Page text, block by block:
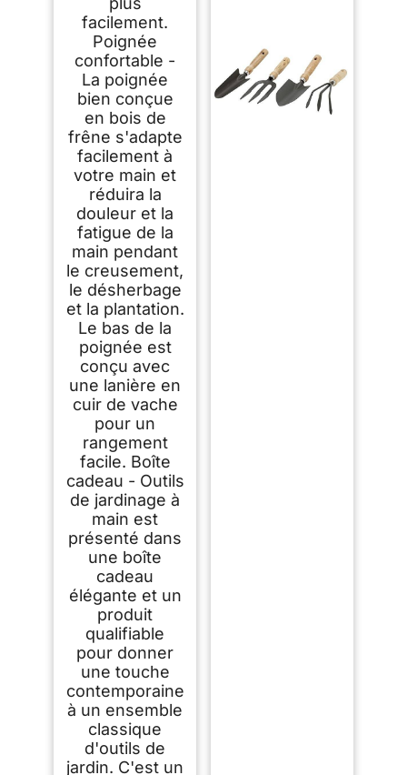
facilement.
Poignée
confortable -
La poignée
bien conçue
en bois de
frêne s'adapte
facilement à
votre main et
réduira la
douleur et la
fatigue de la
main pendant
le creusement,
le désherbage
et la plantation.
Le bas de la
poignée est
conçu avec
une lanière en
cuir de vache
pour un
rangement
facile. Boîte
cadeau - Outils
de jardinage à
main est
présenté dans
une boîte
cadeau
élégante et un
produit
qualifiable
pour donner
une touche
contemporaine
à un ensemble
classique
d'outils de
jardin. C'est un